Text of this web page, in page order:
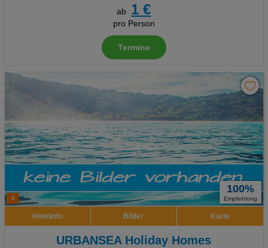
ab
1 €
pro Person
Termine
4
100%
Empfehlung
Hotelinfo Bilder Karte
URBANSEA Holiday Homes